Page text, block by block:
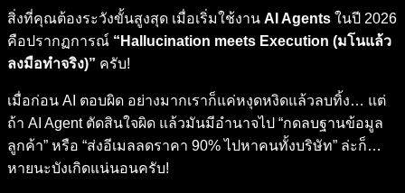
สิ่งที่คุณต้องระวังขั้นสูงสุด เมื่อเริ่มใช้งาน AI Agents ในปี 2026
คือปรากฏการณ์ “Hallucination meets Execution (มโนแล้ว
ลงมือทำจริง)” ครับ!
เมื่อก่อน AI ตอบผิด อย่างมากเราก็แค่หงุดหงิดแล้วลบทิ้ง… แต่
ถ้า AI Agent ตัดสินใจผิด แล้วมันมีอำนาจไป “กดลบฐานข้อมูล
ลูกค้า” หรือ “ส่งอีเมลลดราคา 90% ไปหาคนทั้งบริษัท” ล่ะก็…
หายนะบังเกิดแน่นอนครับ!